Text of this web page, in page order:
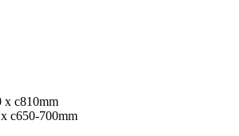
x c810mm
c650-700mm